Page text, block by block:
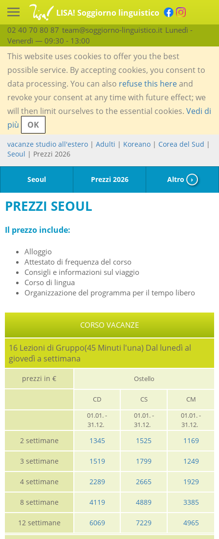
LISA! Soggiorno linguistico
02 40 70 80 87 team@soggiorno-linguistico.it Lunedì -
Venerdì — 09:30 - 13:00
This website uses cookies to offer you the best
possible service. By accepting cookies, you consent to
data processing. You can also refuse this hereand
revoke your consent at any time with future effect; we
will then limit ourselves to the essential cookies. Vedi di
più
OK
vacanze studio all'estero | Adulti | Koreano | Corea del Sud |
Seoul | Prezzi 2026
Seoul Prezzi 2026 Altro ›
PREZZI SEOUL
Il prezzo include:
Alloggio
Attestato di frequenza del corso
Consigli e informazioni sul viaggio
Corso di lingua
Organizzazione del programma per il tempo libero
CORSO VACANZE
16 Lezioni di Gruppo(45 Minuti l'una) Dal lunedì al
giovedì a settimana
prezzi in € Ostello
CD CS
CM
01.01. -
31.12.
01.01. -
31.12.
01.01. -
31.12.
2 settimane 1345 1525 1169
3 settimane 1519 1799 1249
4 settimane 2289 2665 1929
8 settimane 4119 4889 3385
12 settimane 6069 7229 4965